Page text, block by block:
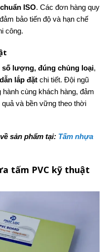
ISO. Các đơn hàng quy
bảo tiến độ và hạn chế
công.
số lượng, đúng chủng loại,
lắp đặt chi tiết. Đội ngũ
cùng khách hàng, đảm
và bền vững theo thời
sản phẩm tại: Tấm nhựa
tấm PVC kỹ thuật